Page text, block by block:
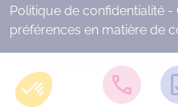
Politique de confidentialité -
préférences en matière de